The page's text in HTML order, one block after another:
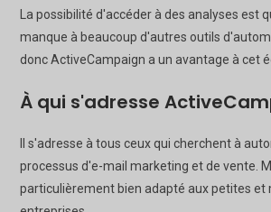
La possibilité d'accéder à des analyses est
manque à beaucoup d'autres outils
donc ActiveCampaign a un avantage à cet
À qui s'adresse
Il s'adresse à tous ceux qui cherchent à
processus d'e-mail marketing et de vente.
particulièrement bien adapté aux petites et